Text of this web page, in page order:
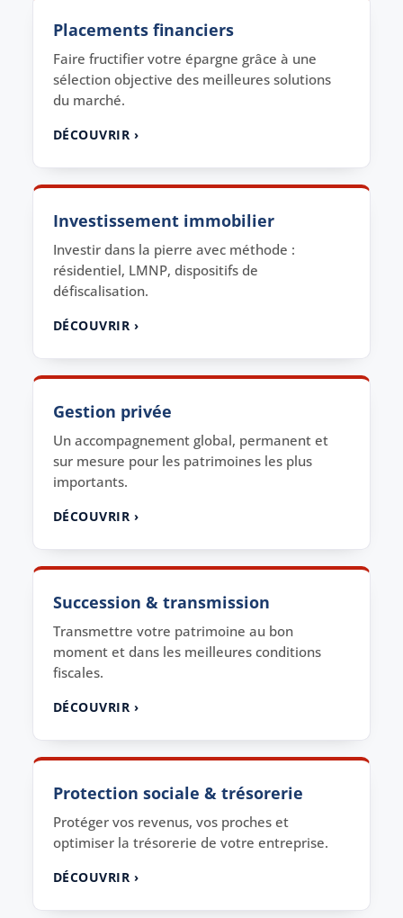
Placements financiers
Faire fructifier votre épargne grâce à une
sélection objective des meilleures solutions
du marché.
DÉCOUVRIR ›
Investissement immobilier
Investir dans la pierre avec méthode :
résidentiel, LMNP, dispositifs de
défiscalisation.
DÉCOUVRIR ›
Gestion privée
Un accompagnement global, permanent et
sur mesure pour les patrimoines les plus
importants.
DÉCOUVRIR ›
Succession & transmission
Transmettre votre patrimoine au bon
moment et dans les meilleures conditions
fiscales.
DÉCOUVRIR ›
Protection sociale & trésorerie
Protéger vos revenus, vos proches et
optimiser la trésorerie de votre entreprise.
DÉCOUVRIR ›